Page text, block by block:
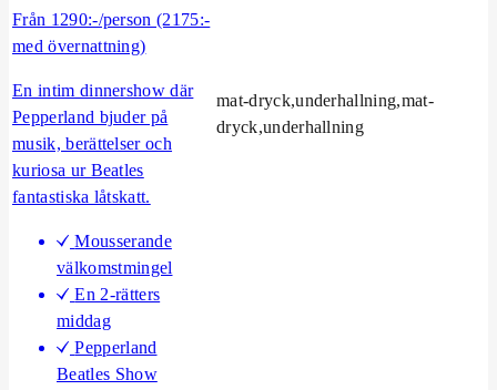
w
i
z
K
o
n
s
r
t
Från 1290:-/person (2175:-
med övernattning)
En intim dinnershow där
Pepperland bjuder på
musik, berättelser och
kuriosa ur Beatles
fantastiska låtskatt.
Mousserande
välkomstmingel
En 2-rätters
middag
Pepperland
Beatles Show
mat-dryck,underhallning,mat-
dryck,underhallning